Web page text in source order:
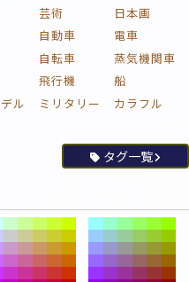
芸術
日本画
自動車
電車
自転車
蒸気機関車
飛行機
船
ル ミリタリー
カラフル
タグ一覧